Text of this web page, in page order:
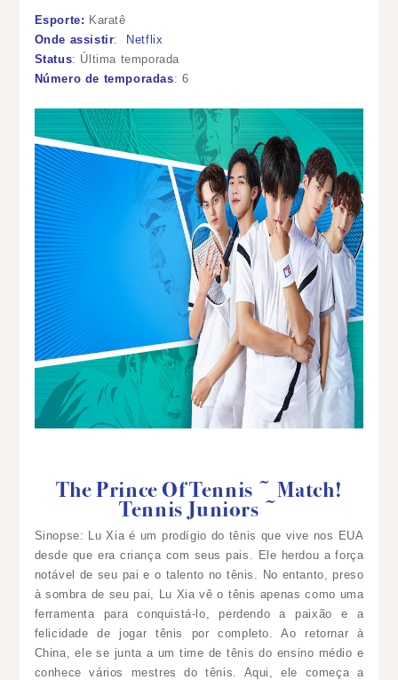
Esporte: Karatê
Onde assistir:
Netflix
Status: Última temporada
Número de temporadas: 6
The Prince Of Tennis ~ Match!
Tennis Juniors ~
Sinopse: Lu Xia é um prodígio do tênis que vive nos EUA
desde que era criança com seus pais. Ele herdou a força
notável de seu pai e o talento no tênis. No entanto, preso
à sombra de seu pai, Lu Xia vê o tênis apenas como uma
ferramenta para conquistá-lo, perdendo a paixão e a
felicidade de jogar tênis por completo. Ao retornar à
China, ele se junta a um time de tênis do ensino médio e
conhece vários mestres do tênis. Aqui, ele começa a